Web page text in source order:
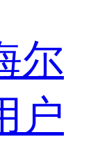
尔
户